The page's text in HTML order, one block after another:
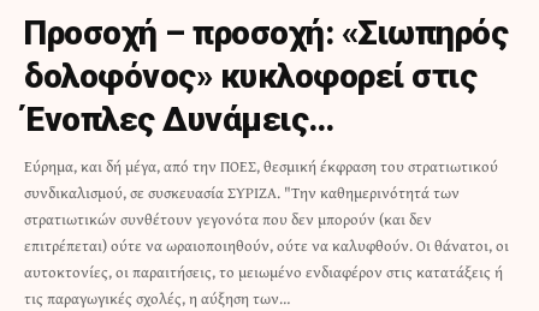
Προσοχή – προσοχή: «Σιωπηρός
δολοφόνος» κυκλοφορεί στις
Ένοπλες Δυνάμεις…
Εύρημα, και δή μέγα, από την ΠΟΕΣ, θεσμική έκφραση του στρατιωτικού
συνδικαλισμού, σε συσκευασία ΣΥΡΙΖΑ. "Την καθημερινότητά των
στρατιωτικών συνθέτουν γεγονότα που δεν μπορούν (και δεν
επιτρέπεται) ούτε να ωραιοποιηθούν, ούτε να καλυφθούν. Οι θάνατοι, οι
αυτοκτονίες, οι παραιτήσεις, το μειωμένο ενδιαφέρον στις κατατάξεις ή
τις παραγωγικές σχολές, η αύξηση των…